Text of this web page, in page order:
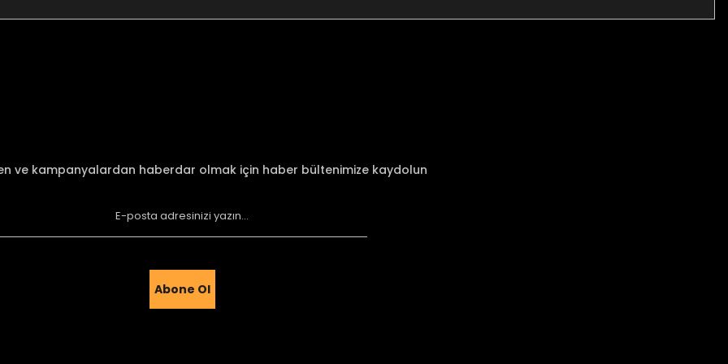
Gönder
ve kampanyalardan haberdar olmak için haber bültenimize kaydolun
Abone Ol